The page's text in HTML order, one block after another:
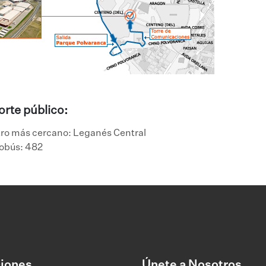
público:
más cercano: Leganés Central
482